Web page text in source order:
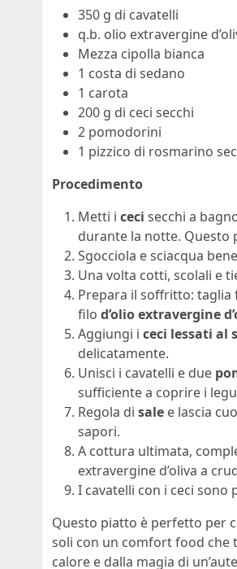
350 g di cavatelli
q.b. olio extravergine
Mezza cipolla bianca
1 costa di sedano
1 carota
200 g di ceci secchi
2 pomodorini
1 pizzico di rosmarino
Procedimento
Metti i ceci secchi a
durante la notte. Questo
Sgocciola e sciacqua
Una volta cotti, scolali e
Prepara il soffritto: taglia
filo d’olio extravergine
Aggiungi i ceci lessati al
delicatamente.
Unisci i cavatelli e due
sufficiente a coprire i
Regola di sale e lascia
sapori.
A cottura ultimata,
extravergine d’oliva a
I cavatelli con i ceci
Questo piatto è perfetto per
soli con un comfort food che
calore e dalla magia di